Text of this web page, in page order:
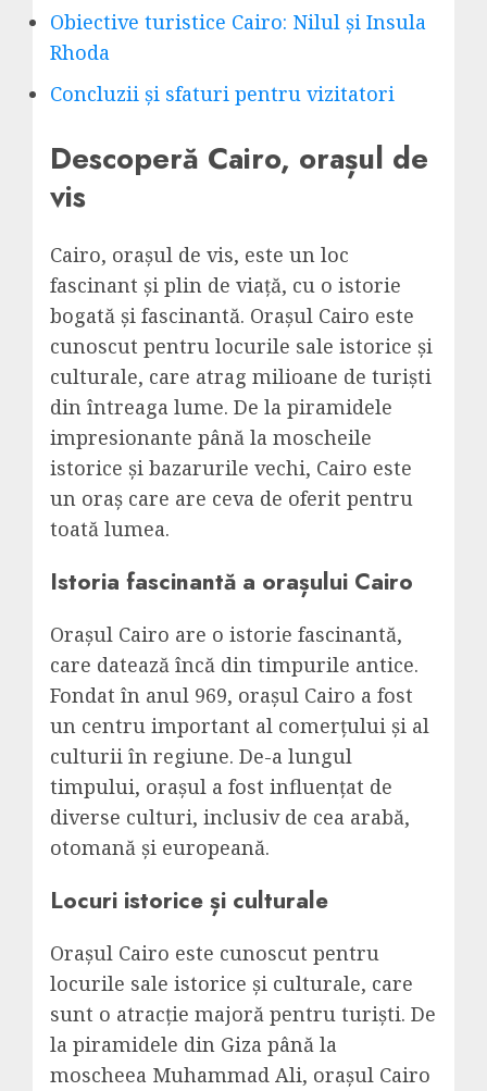
Obiective turistice Cairo: Nilul și Insula
Rhoda
Concluzii și sfaturi pentru vizitatori
Descoperă Cairo, orașul de
vis
Cairo, orașul de vis, este un loc
fascinant și plin de viață, cu o istorie
bogată și fascinantă. Orașul Cairo este
cunoscut pentru locurile sale istorice și
culturale, care atrag milioane de turiști
din întreaga lume. De la piramidele
impresionante până la moscheile
istorice și bazarurile vechi, Cairo este
un oraș care are ceva de oferit pentru
toată lumea.
Istoria fascinantă a orașului Cairo
Orașul Cairo are o istorie fascinantă,
care datează încă din timpurile antice.
Fondat în anul 969, orașul Cairo a fost
un centru important al comerțului și al
culturii în regiune. De-a lungul
timpului, orașul a fost influențat de
diverse culturi, inclusiv de cea arabă,
otomană și europeană.
Locuri istorice și culturale
Orașul Cairo este cunoscut pentru
locurile sale istorice și culturale, care
sunt o atracție majoră pentru turiști. De
la piramidele din Giza până la
moscheea Muhammad Ali, orașul Cairo